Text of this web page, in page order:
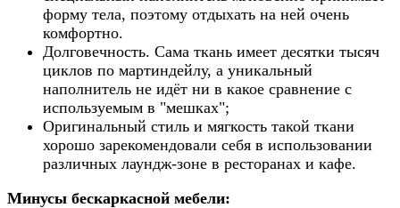
форму тела, поэтому отдыхать на ней очень
комфортно.
Долговечность. Сама ткань имеет десятки тысяч
циклов по мартиндейлу, а уникальный
наполнитель не идёт ни в какое сравнение с
используемым в "мешках";
Оригинальный стиль и мягкость такой ткани
хорошо зарекомендовали себя в использовании
различных лаундж-зоне в ресторанах и кафе.
Минусы бескаркасной мебели: